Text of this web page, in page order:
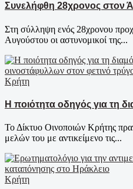
Συνελήφθη 28χρονος στον
Στη σύλληψη ενός 28χρονου
Αυγούστου οι αστυνομικοί της...
Κρήτη
Η ποιότητα οδηγός για τη
Το Δίκτυο Οινοποιών Κρήτης
μελών του με αντικείμενο τις...
Κρήτη